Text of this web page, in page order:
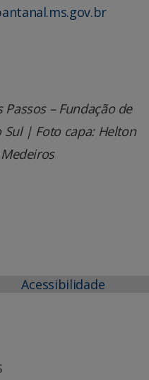
– Fundação de
| Foto capa: Helton
Acessibilidade